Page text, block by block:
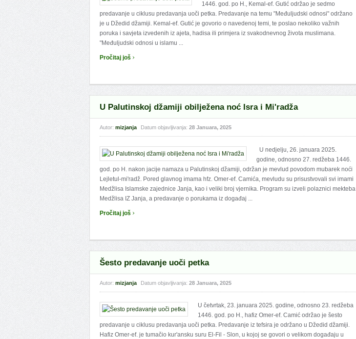
1446. god. po H., Kemal-ef. Gutić održao je sedmo
predavanje u ciklusu predavanja uoči petka. Predavanje na temu "Međuljudski odnosi" održano
je u Džedid džamiji. Kemal-ef. Gutić je govorio o navedenoj temi, te poslao nekoliko važnih
poruka i savjeta izvedenih iz ajeta, hadisa ili primjera iz svakodnevnog života muslimana.
"Međuljudski odnosi u islamu ...
Pročitaj još ›
U Palutinskoj džamiji obilježena noć Isra i Mi'radža
Autor: mizjanja Datum objavljivanja: 28 Januara, 2025
U nedjelju, 26. januara 2025.
godine, odnosno 27. redžeba 1446.
god. po H. nakon jacije namaza u Palutinskoj džamiji, održan je mevlud povodom mubarek noći
Lejletul-mi'radž. Pored glavnog imama hfz. Omer-ef. Camića, mevludu su prisustvovali svi imami
Medžlisa Islamske zajednice Janja, kao i veliki broj vjernika. Program su izveli polaznici mekteba
Medžlisa IZ Janja, a predavanje o porukama iz događaj ...
Pročitaj još ›
Šesto predavanje uoči petka
Autor: mizjanja Datum objavljivanja: 28 Januara, 2025
U četvrtak, 23. januara 2025. godine, odnosno 23. redžeba
1446. god. po H., hafiz Omer-ef. Camić održao je šesto
predavanje u ciklusu predavanja uoči petka. Predavanje iz tefsira je održano u Džedid džamiji.
Hafiz Omer-ef. je tumačio kur'ansku suru El-Fil - Slon, u kojoj se govori o velikom događaju u